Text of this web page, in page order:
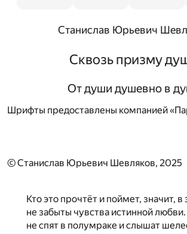
Станислав Юрьевич
Сквозь призму
От души душевно в
Шрифты предоставлены компанией
© Станислав Юрьевич Шевляков, 2025
Кто это прочтёт и поймет, значит,
не забыты чувства истинной
не спят в полумраке и слышат